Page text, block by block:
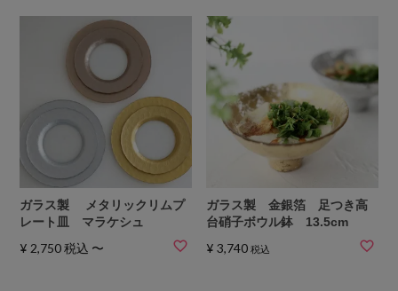
ガラス製 メタリックリムプ
レート皿 マラケシュ
¥ 2,750 税込 〜
ガラス製 金銀箔 足つき高
台硝子ボウル鉢 13.5cm
¥ 3,740 税込